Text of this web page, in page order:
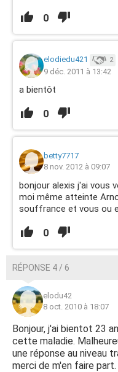
0
elodiedu421 2
9 déc. 2011 à 13:42
a bientôt
0
betty7717
8 nov. 2012 à 09:07
bonjour alexis j'ai vous
moi même atteinte
souffrance et vous ou
0
RÉPONSE 4 / 6
elodu42
8 oct. 2010 à 18:07
Bonjour, j'ai bientot 23
cette maladie.
une réponse au niveau
merci de m'en faire part.